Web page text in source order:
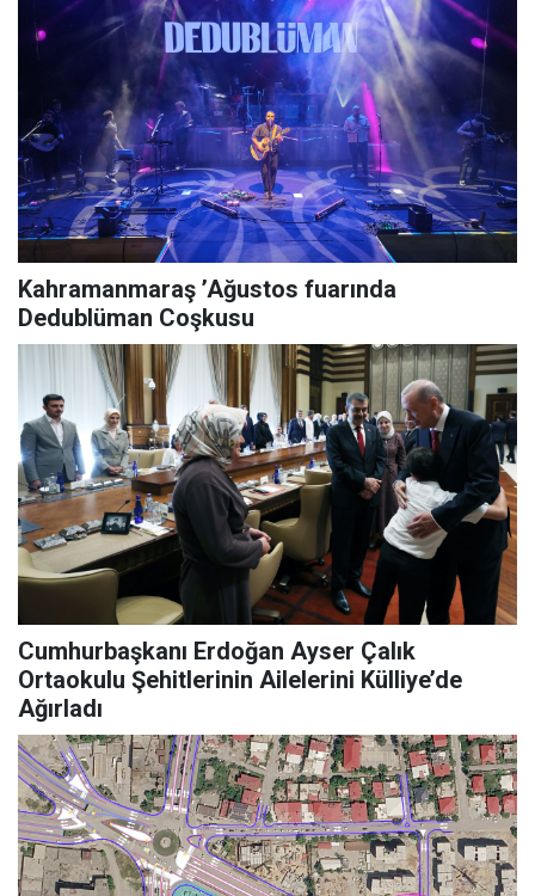
Kahramanmaraş ’Ağustos fuarında
Dedublüman Coşkusu
Cumhurbaşkanı Erdoğan Ayser Çalık
Ortaokulu Şehitlerinin Ailelerini Külliye’de
Ağırladı